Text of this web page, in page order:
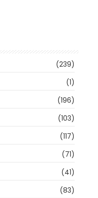
(239)
(1)
(196)
(103)
(117)
(71)
(41)
(83)